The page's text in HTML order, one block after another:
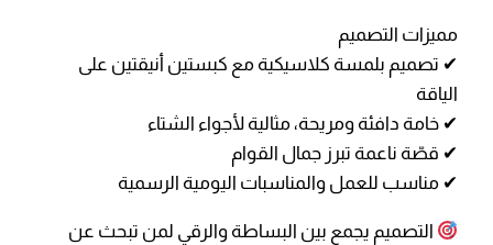
مميزات التصميم
✔ تصميم بلمسة كلاسيكية مع كبستين أنيقتين على
الياقة
✔ خامة دافئة ومريحة، مثالية لأجواء الشتاء
✔ قصّة ناعمة تبرز جمال القوام
✔ مناسب للعمل والمناسبات اليومية الرسمية
التصميم يجمع بين البساطة والرقي لمن تبحث عن